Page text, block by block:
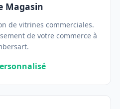
Magasin
de vitrines commerciales.
de votre commerce à